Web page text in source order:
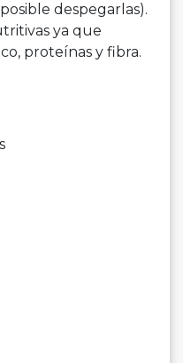
despegarlas).
ya que
proteínas y fibra.